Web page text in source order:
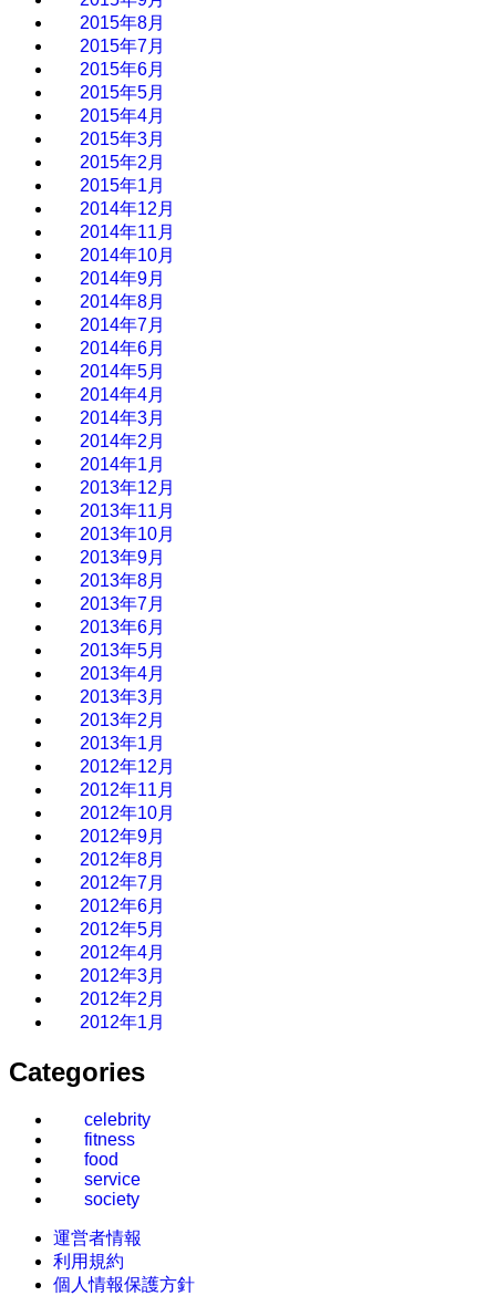
2015年8月
2015年7月
2015年6月
2015年5月
2015年4月
2015年3月
2015年2月
2015年1月
2014年12月
2014年11月
2014年10月
2014年9月
2014年8月
2014年7月
2014年6月
2014年5月
2014年4月
2014年3月
2014年2月
2014年1月
2013年12月
2013年11月
2013年10月
2013年9月
2013年8月
2013年7月
2013年6月
2013年5月
2013年4月
2013年3月
2013年2月
2013年1月
2012年12月
2012年11月
2012年10月
2012年9月
2012年8月
2012年7月
2012年6月
2012年5月
2012年4月
2012年3月
2012年2月
2012年1月
Categories
celebrity
fitness
food
service
society
運営者情報
利用規約
個人情報保護方針